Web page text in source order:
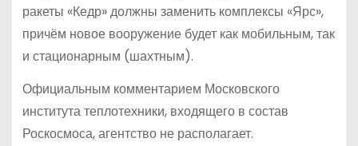
ракеты «Кедр» должны заменить комплексы «Ярс»,
причём новое вооружение будет как мобильным, так
и стационарным (шахтным).
Официальным комментарием Московского
института теплотехники, входящего в состав
Роскосмоса, агентство не располагает.